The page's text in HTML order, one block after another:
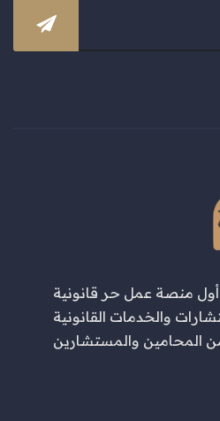
أول منصة عمل حر قانونية
والخدمات القانونية
المحامين والمستشارين